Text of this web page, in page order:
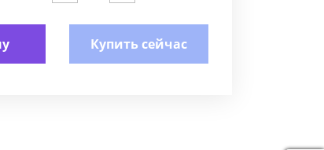
Купить сейчас